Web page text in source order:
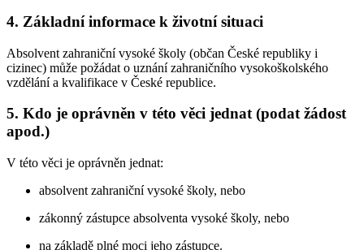
4. Základní informace k životní situaci
Absolvent zahraniční vysoké školy (občan České republiky i
cizinec) může požádat o uznání zahraničního vysokoškolského
vzdělání a kvalifikace v České republice.
5. Kdo je oprávněn v této věci jednat (podat žádost
apod.)
V této věci je oprávněn jednat:
absolvent zahraniční vysoké školy, nebo
zákonný zástupce absolventa vysoké školy, nebo
na základě plné moci jeho zástupce.